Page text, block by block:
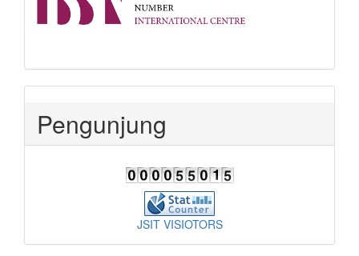
Pengunjung
JSIT VISIOTORS